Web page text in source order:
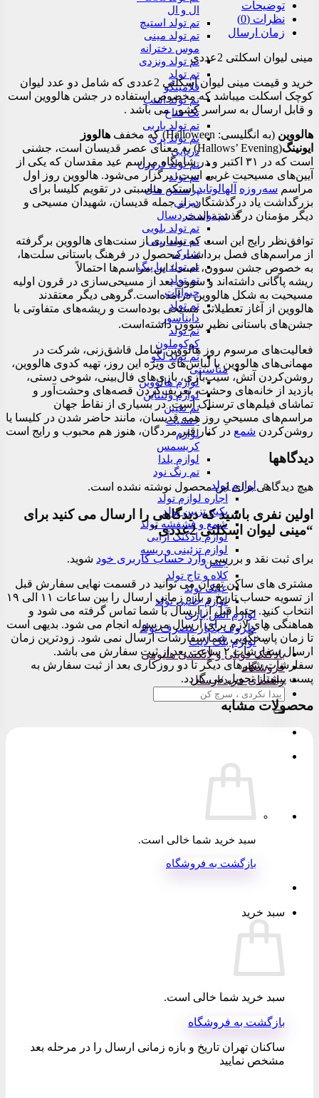
ال و ال
تم تولد استیچ
تم تولد مینی
موس دخترانه
تم تولد ونزدی
تم تولد
فلامینگو
تم تولد اسب
تک شاخ
تم تولد باربی
تم تولد پری
دریایی
تم تولد فروزن
تم تولد
پرنسس های
دیزنی
تم تولد خردسال
تم تولد بلویی
تم تولد بیبی
شارک
تم تولد پپا پیگ
تم تولد
حیوانات
تم تولد
دایناسور
تم تولد
کوکوملون
تم تولد لگو
مناسبتی
لوازم هالووین
لوازم ولنتاین
تم تعیین
جنسیت
لوازم
کریسمس
لوازم یلدا
تم رنگ نود
لوازم تولد
اجاره لوازم تولد
پکیج تزیین تولد
شمع و فشفشه تولد
لوازم بادکنک آرایی
لوازم تزئینی و ریسه
جشن
کلاه و تاج تولد
عینک تولد
لوازم جانبی تولد
لوازم آتش بازی
ظروف یکبار مصرف تولد
لوازم بلک لایت
بادکنک فویلی و لاتکسی هلیومی
فروشگاه
راهنمای خرید/ارسال
جستجو
برای:
سبد خرید شما خالی است.
بازگشت به فروشگاه
سبد خرید
سبد خرید شما خالی است.
بازگشت به فروشگاه
ساکنان تهران تاریخ و بازه زمانی ارسال را در مرحله بعد
مشخص نمایید
توضیحات
نظرات (0)
زمان ارسال
مینی لیوان اسکلتی 2عددی
خرید و قیمت مینی لیوان اسکلتی 2عددی که شامل دو عدد لیوان
کوچک اسکلت میباشد که مخصوص استفاده در جشن هالووین است
و قابل ارسال به سراسر کشور می باشد .
هالووین (به انگلیسی: Halloween) که مخفف هالووز
ایونینگ
(Hallows’ Evening) به معنای عصر قدیسان است، جشنی
است که در ۳۱ اکتبر و در شامگاه مراسم عید مقدسان که یکی از
آیین‌های مسیحیت غربی است، برگزار می‌شود. هالووین روز اول
مراسم سه‌روزه آلهالوتایداستکه مناسبتی در تقویم کلیسا برای
بزرگداشت یاد درگذشتگان، از جمله قدیسان، شهیدان مسیحی و
دیگر مؤمنان درگذشته است.
توافق‌نظر رایج این است که بسیاری از سنت‌های هالووین برگرفته
از مراسم‌های فصل برداشت محصول در فرهنگ باستانی سلت‌ها،
به خصوص جشن سوون، است؛ این مراسم‌ها احتمالاً
ریشه پاگانی داشته‌اند و سوون بعد از مسیحی‌سازی در قرون اولیه
مسیحیت به شکل هالووین درآمده‌است.گروهی دیگر معتقدند
هالووین از آغاز تعطیلاتی مسیحی بوده‌است و ریشه‌های متفاوتی با
جشن‌های باستانی نظیر سوون داشته‌است.
فعالیت‌های مرسوم روز هالووین شامل قاشق‌زنی، شرکت در
مهمانی‌های هالووین با لباس‌های ویژه این روز، تهیه کدوی هالووین،
روشن‌کردن آتش، سیب‌بازی، بازی‌های فال‌بینی، شوخی دستی،
بازدید از خانه‌های وحشت، تعریف‌کردن قصه‌های وحشت‌آور و
تماشای فیلم‌های ترسناک است. در بسیاری از نقاط جهان
مراسم‌های مسیحیِ روز همه قدیسان، مانند حاضر شدن در کلیسا یا
روشن‌کردن شمع در کنار قبر مردگان، هنوز هم محبوب و رایج است
دیدگاهها
هیچ دیدگاهی برای این محصول نوشته نشده است.
اولین نفری باشید که دیدگاهی را ارسال می کنید برای
“مینی لیوان اسکلتی 2عددی”
برای ثبت نقد و بررسیوارد حساب کاربری خود شوید.
مشتری های ساکن تهران می توانید در قسمت نهایی سفارش قبل
از تسویه حساب تاریخ و بازه زمانی ارسال را بین ساعات ۱۱ الی ۱۹
انتخاب کنید. حتما قبل از ارسال با شما تماس گرفته می شود و
هماهنگی های لازم برای ارسال مرسوله انجام می شود. بدیهی است
تا زمان پاسخگویی شما سفارشات ارسال نمی شود. زودترین زمان
ارسال سفارشات ۲ ساعت بعد از ثبت سفارش می باشد.
سفارشات شهرهای دیگر تا دو روزکاری بعد از ثبت سفارش به
پست پیشتاز تحویل می گردد.
محصولات مشابه